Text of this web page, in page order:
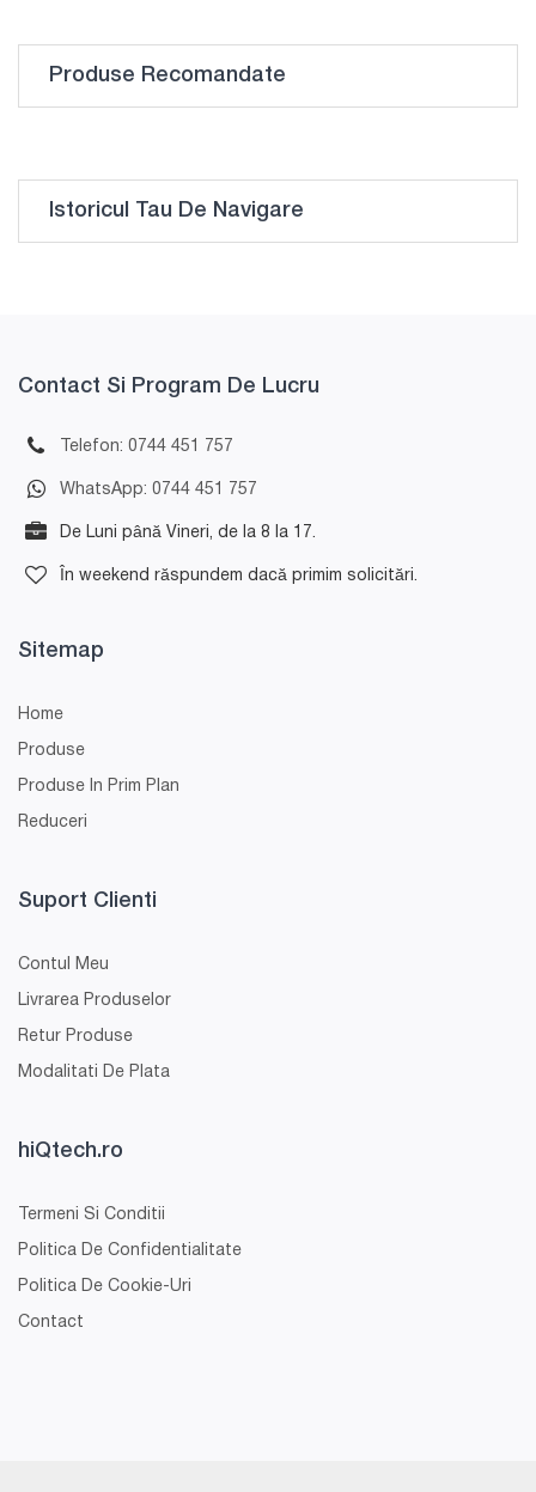
Produse Recomandate
Istoricul Tau De Navigare
Contact Si Program De Lucru
Telefon: 0744 451 757
WhatsApp: 0744 451 757
De Luni până Vineri, de la 8 la 17.
În weekend răspundem dacă primim solicitări.
Sitemap
Home
Produse
Produse In Prim Plan
Reduceri
Suport Clienti
Contul Meu
Livrarea Produselor
Retur Produse
Modalitati De Plata
hiQtech.ro
Termeni Si Conditii
Politica De Confidentialitate
Politica De Cookie-Uri
Contact